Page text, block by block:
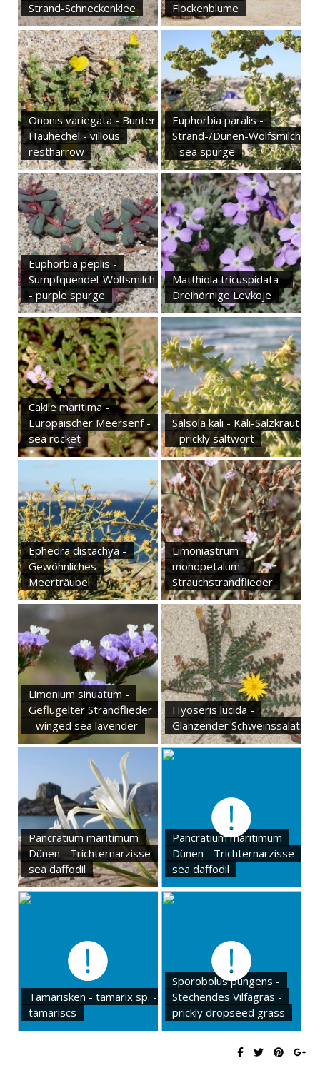
Strand-Schneckenklee
Flockenblume
Ononis variegata - Bunter
Hauhechel - villous
restharrow
Euphorbia paralis -
Strand-/Dünen-Wolfsmilch
- sea spurge
Euphorbia peplis -
Sumpfquendel-Wolfsmilch
- purple spurge
Matthiola tricuspidata -
Dreihörnige Levkoje
Cakile maritima -
Europäischer Meersenf -
sea rocket
Salsola kali - Kali-Salzkraut
- prickly saltwort
Ephedra distachya -
Gewöhnliches
Meerträubel
Limoniastrum
monopetalum -
Strauchstrandflieder
Limonium sinuatum -
Geflügelter Strandflieder
- winged sea lavender
Hyoseris lucida -
Glänzender Schweinssalat
Pancratium maritimum
Dünen - Trichternarzisse -
sea daffodil
Pancratium maritimum
Dünen - Trichternarzisse -
sea daffodil
Tamarisken - tamarix sp. -
tamariscs
Sporobolus pungens -
Stechendes Vilfagras -
prickly dropseed grass